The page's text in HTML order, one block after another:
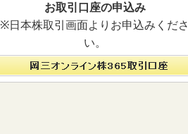
お取引口座の申込み
※日本株取引画面よりお申込みくださ
い。